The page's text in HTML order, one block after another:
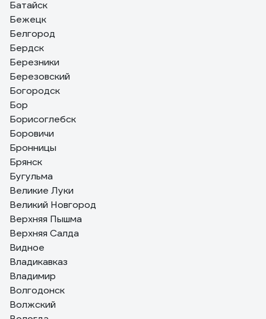
Батайск
Бежецк
Белгород
Бердск
Березники
Березовский
Богородск
Бор
Борисоглебск
Боровичи
Бронницы
Брянск
Бугульма
Великие Луки
Великий Новгород
Верхняя Пышма
Верхняя Салда
Видное
Владикавказ
Владимир
Волгодонск
Волжский